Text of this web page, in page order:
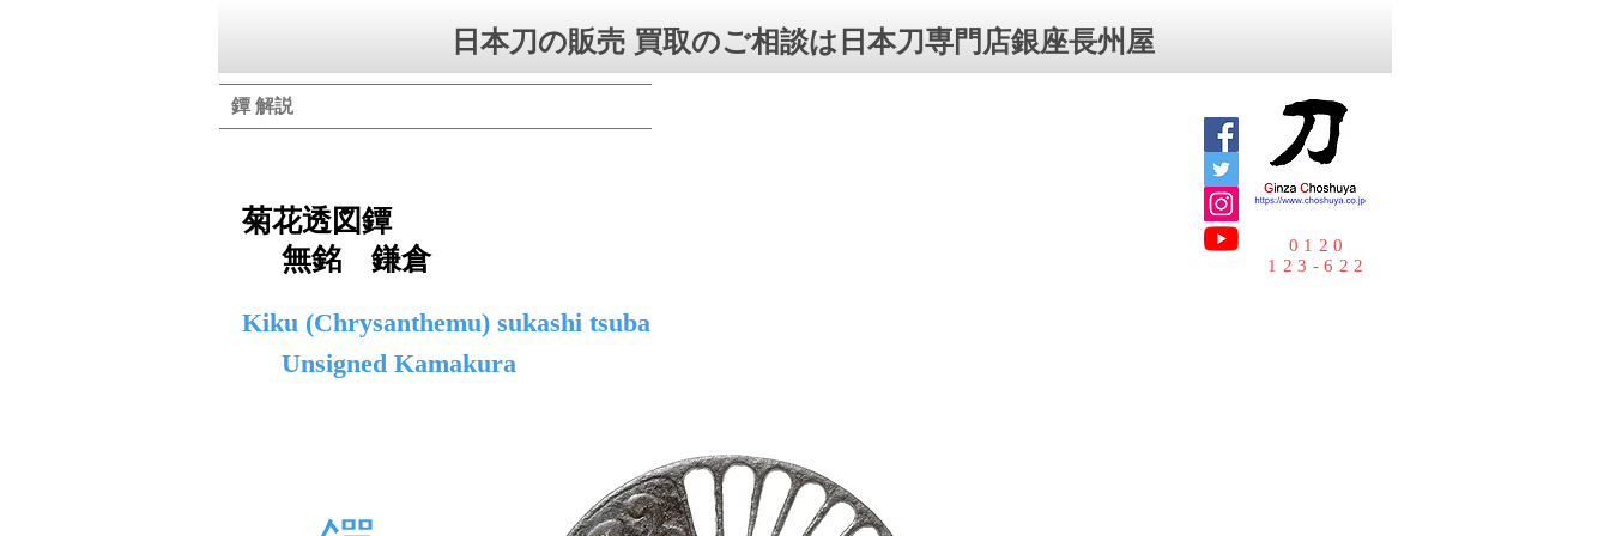
日本刀の販売 買取のご相談は日本刀専門店銀座⻑州屋
鐔 解説
菊花透図鐔
無銘 鎌倉
0120
123-622
Kiku (Chrysanthemu) sukashi tsuba
Unsigned Kamakura